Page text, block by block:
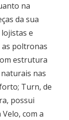
na
da sua
e
poltronas
estrutura
nas
Turn, de
possui
com a